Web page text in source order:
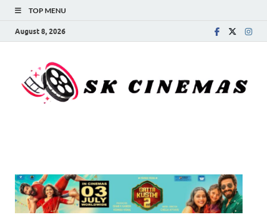
TOP MENU
August 8, 2026